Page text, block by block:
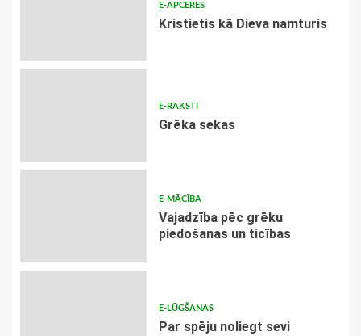
E-APCERES
Kristietis kā Dieva namturis
E-RAKSTI
Grēka sekas
E-MĀCĪBA
Vajadzība pēc grēku
piedošanas un ticības
E-LŪGŠANAS
Par spēju noliegt sevi